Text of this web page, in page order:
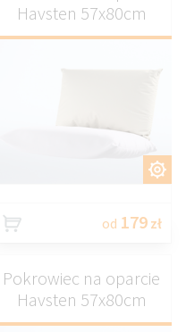
Havsten 57x80cm
od 179 zł
Pokrowiec na oparcie
Havsten 57x80cm